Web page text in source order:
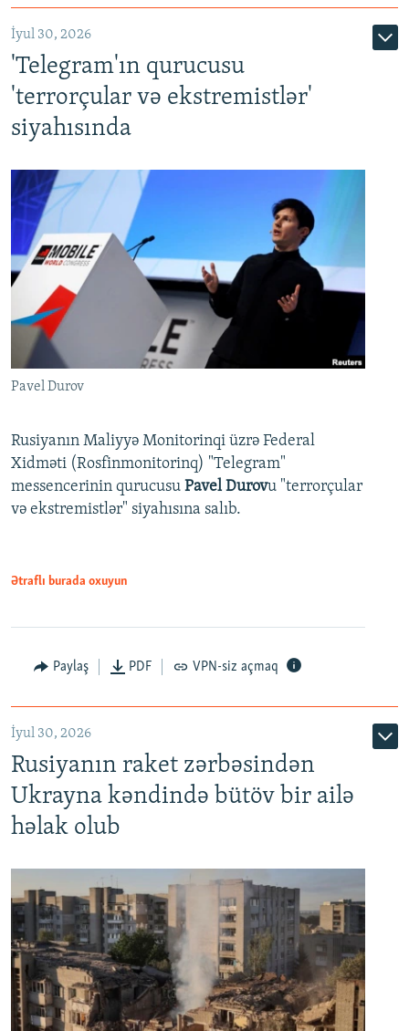
İyul 30, 2026
'Telegram'ın qurucusu
'terrorçular və ekstremistlər'
siyahısında
Pavel Durov
Rusiyanın Maliyyə Monitorinqi üzrə Federal
Xidməti (Rosfinmonitorinq) "Telegram"
messencerinin qurucusu Pavel Durovu "terrorçular
və ekstremistlər" siyahısına salıb.
Ətraflı burada oxuyun
Paylaş PDF VPN-siz açmaq
İyul 30, 2026
Rusiyanın raket zərbəsindən
Ukrayna kəndində bütöv bir ailə
həlak olub